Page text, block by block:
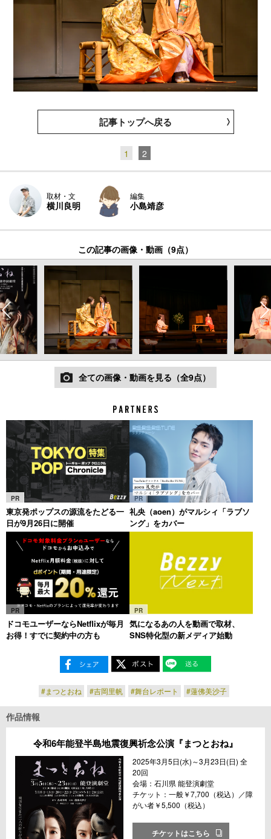
記事トップへ戻る
1 2
取材・文
横川良明
編集
小島靖彦
この記事の画像・動画（9点）
全ての画像・動画を見る（全9点）
PR
東京発ポップスの源流をたどる一
日が9月26日に開催
PR
礼央（aoen）がマルシィ「ラブソ
ング」をカバー
PR
ドコモユーザーならNetflixが毎月
お得！すでに契約中の方も
PR
気になるあの人を動画で取材、
SNS特化型の新メディア始動
#まつとおね #吉岡里帆 #舞台レポート #蓮佛美沙子
作品情報
令和6年能登半島地震復興祈念公演『まつとおね』
2025年3月5日(水)～3月23日(日) 全
20回
会場：石川県 能登演劇堂
チケット：一般￥7,700（税込）／障
がい者￥5,500（税込）
チケットはこちら